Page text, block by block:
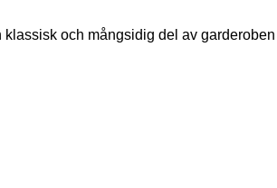
klassisk och mångsidig del av
– Lätta och funktionella,